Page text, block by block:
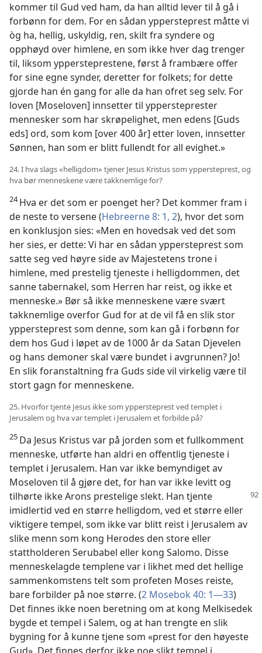
kommer til Gud ved ham, da han alltid lever til å gå i
forbønn for dem. For en sådan yppersteprest måtte vi
òg ha, hellig, uskyldig, ren, skilt fra syndere og
opphøyd over himlene, en som ikke hver dag trenger
til, liksom yppersteprestene, først å frambære offer
for sine egne synder, deretter for folkets; for dette
gjorde han én gang for alle da han ofret seg selv. For
loven [Moseloven] innsetter til yppersteprester
mennesker som har skrøpelighet, men edens [Guds
eds] ord, som kom [over 400 år] etter loven, innsetter
Sønnen, han som er blitt fullendt for all evighet.»
24. I hva slags «helligdom» tjener Jesus Kristus som yppersteprest, og
hva bør menneskene være takknemlige for?
24Hva er det som er poenget her? Det kommer fram i
de neste to versene (Hebreerne 8: 1, 2), hvor det som
en konklusjon sies: «Men en hovedsak ved det som
her sies, er dette: Vi har en sådan yppersteprest som
satte seg ved høyre side av Majestetens trone i
himlene, med prestelig tjeneste i helligdommen, det
sanne tabernakel, som Herren har reist, og ikke et
menneske.» Bør så ikke menneskene være svært
takknemlige overfor Gud for at de vil få en slik stor
yppersteprest som denne, som kan gå i forbønn for
dem hos Gud i løpet av de 1000 år da Satan Djevelen
og hans demoner skal være bundet i avgrunnen? Jo!
En slik foranstaltning fra Guds side vil virkelig være til
stort gagn for menneskene.
25. Hvorfor tjente Jesus ikke som yppersteprest ved templet i
Jerusalem og hva var templet i Jerusalem et forbilde på?
25 Da Jesus Kristus var på jorden som et fullkomment
menneske, utførte han aldri en offentlig tjeneste i
templet i Jerusalem. Han var ikke bemyndiget av
Moseloven til å gjøre det, for han var ikke levitt og
tilhørte ikke Arons prestelige slekt. Han tjente
imidlertid ved en større helligdom, ved et større eller
viktigere tempel, som ikke var blitt reist i Jerusalem av
slike menn som kong Herodes den store eller
stattholderen Serubabel eller kong Salomo. Disse
menneskelagde templene var i likhet med det hellige
sammenkomstens telt som profeten Moses reiste,
bare forbilder på noe større. (2 Mosebok 40: 1—33)
Det finnes ikke noen beretning om at kong Melkisedek
bygde et tempel i Salem, og at han trengte en slik
bygning for å kunne tjene som «prest for den høyeste